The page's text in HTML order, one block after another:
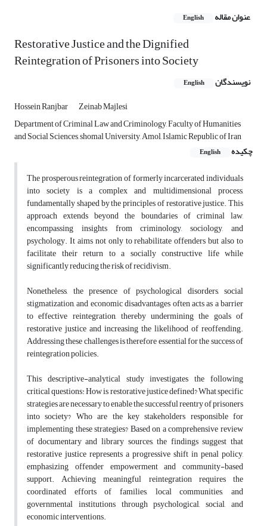
عنوان مقاله English
Restorative Justice and the Dignified
Reintegration of Prisoners into Society
نویسندگان English
Hossein Ranjbar
Zeinab Majlesi
Department of Criminal Law and Criminology, Faculty of Humanities
and Social Sciences, shomal University, Amol, Islamic Republic of Iran
چکیده
English
The prosperous reintegration of formerly incarcerated individuals
into society is a complex and multidimensional process,
fundamentally shaped by the principles of restorative justice. This
approach extends beyond the boundaries of criminal law,
encompassing insights from criminology, sociology, and
psychology. It aims not only to rehabilitate offenders but also to
facilitate their return to a socially constructive life while
significantly reducing the risk of recidivism.
Nonetheless, the presence of psychological disorders, social
stigmatization, and economic disadvantages often acts as a barrier
to effective reintegration, thereby undermining the goals of
restorative justice and increasing the likelihood of reoffending.
Addressing these challenges is therefore essential for the success of
reintegration policies.
This descriptive-analytical study investigates the following
critical questions: How is restorative justice defined? What specific
strategies are necessary to enable the successful reentry of prisoners
into society? Who are the key stakeholders responsible for
implementing these strategies? Based on a comprehensive review
of documentary and library sources, the findings suggest that
restorative justice represents a progressive shift in penal policy,
emphasizing offender empowerment and community-based
support. Achieving meaningful reintegration requires the
coordinated efforts of families, local communities, and
governmental institutions through psychological, social, and
economic interventions.